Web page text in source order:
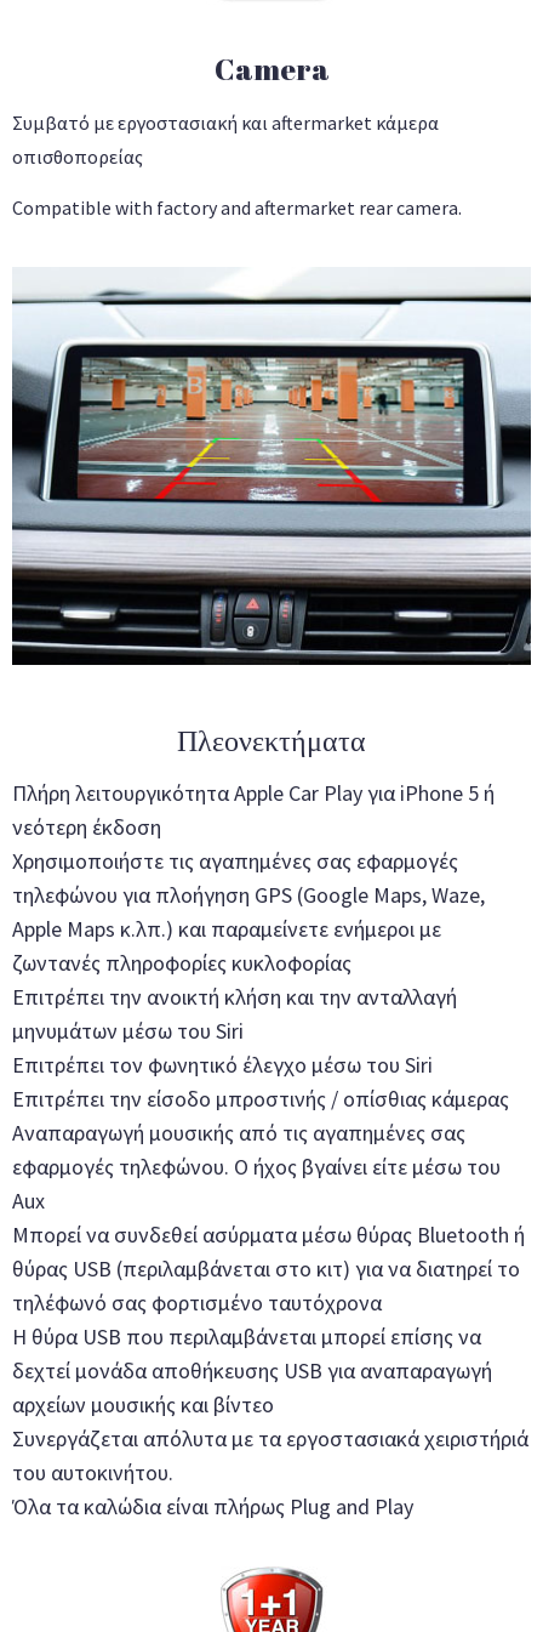
Camera
Συμβατό με εργοστασιακή και aftermarket κάμερα
οπισθοπορείας
Compatible with factory and aftermarket rear camera.
Πλεονεκτήματα
Πλήρη λειτουργικότητα Apple Car Play για iPhone 5 ή
νεότερη έκδοση
Χρησιμοποιήστε τις αγαπημένες σας εφαρμογές
τηλεφώνου για πλοήγηση GPS (Google Maps, Waze,
Apple Maps κ.λπ.) και παραμείνετε ενήμεροι με
ζωντανές πληροφορίες κυκλοφορίας
Επιτρέπει την ανοικτή κλήση και την ανταλλαγή
μηνυμάτων μέσω του Siri
Επιτρέπει τον φωνητικό έλεγχο μέσω του Siri
Επιτρέπει την είσοδο μπροστινής / οπίσθιας κάμερας
Αναπαραγωγή μουσικής από τις αγαπημένες σας
εφαρμογές τηλεφώνου. Ο ήχος βγαίνει είτε μέσω του
Aux
Μπορεί να συνδεθεί ασύρματα μέσω θύρας Bluetooth ή
θύρας USB (περιλαμβάνεται στο κιτ) για να διατηρεί το
τηλέφωνό σας φορτισμένο ταυτόχρονα
Η θύρα USB που περιλαμβάνεται μπορεί επίσης να
δεχτεί μονάδα αποθήκευσης USB για αναπαραγωγή
αρχείων μουσικής και βίντεο
Συνεργάζεται απόλυτα με τα εργοστασιακά χειριστήριά
του αυτοκινήτου.
Όλα τα καλώδια είναι πλήρως Plug and Play